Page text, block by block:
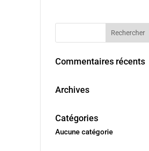
Commentaires récents
Archives
Catégories
Aucune catégorie